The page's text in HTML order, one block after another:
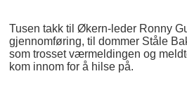
Tusen takk til Økern-leder Ronny
gjennomføring, til dommer Ståle
som trosset værmeldingen og
kom innom for å hilse på.